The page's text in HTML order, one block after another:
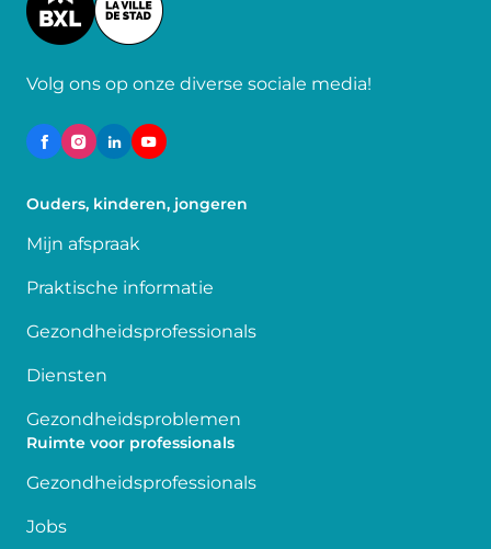
Volg ons op onze diverse sociale media!
Ouders, kinderen, jongeren
Mijn afspraak
Praktische informatie
Gezondheidsprofessionals
Diensten
Gezondheidsproblemen
Ruimte voor professionals
Gezondheidsprofessionals
Jobs